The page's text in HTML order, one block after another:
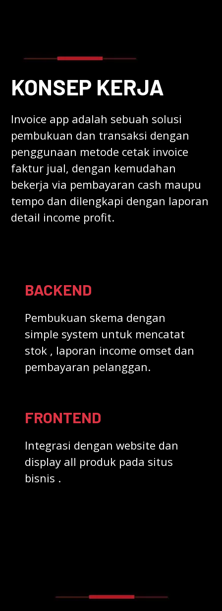
KONSEP KERJA
Invoice app adalah sebuah solusi
pembukuan dan transaksi dengan
penggunaan metode cetak invoice
faktur jual, dengan kemudahan
bekerja via pembayaran cash maupu
tempo dan dilengkapi dengan laporan
detail income profit.
BACKEND
Pembukuan skema dengan
simple system untuk mencatat
stok , laporan income omset dan
pembayaran pelanggan.
FRONTEND
Integrasi dengan website dan
display all produk pada situs
bisnis .